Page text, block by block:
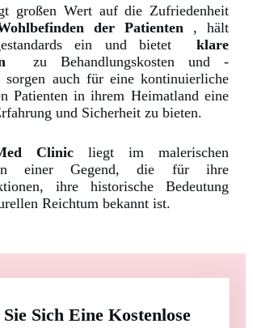
großen Wert auf die Zufriedenheit
der Patienten , hält
ein und bietet klare
zu Behandlungskosten und -
sorgen auch für eine kontinuierliche
Patienten in ihrem Heimatland eine
und Sicherheit zu bieten.
Clinic liegt im malerischen
einer Gegend, die für ihre
ihre historische Bedeutung
Reichtum bekannt ist.
Sich Eine Kostenlose